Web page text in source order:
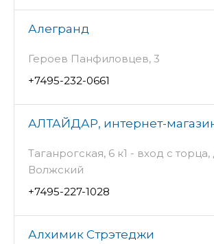
Алегранд
Героев Панфиловцев, 3
+7495-232-0661
АЛТАЙДАР, интернет-
Таганрогская, 6 к1 - вход с
Волжский
+7495-227-1028
Алхимик Стрэтеджи